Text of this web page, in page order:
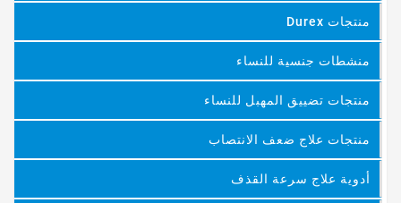
منتجات Durex
منشطات جنسية للنساء
منتجات تضييق المهبل للنساء
منتجات علاج ضعف الانتصاب
أدوية علاج سرعة القذف